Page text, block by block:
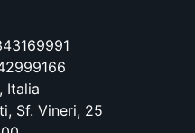
Italia
Sf. Vineri, 25